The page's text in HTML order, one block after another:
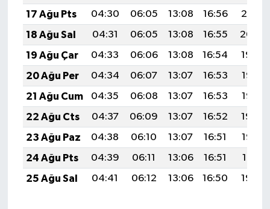
17 Ağu Pts
04:30 06:05 13:08 16:56
20:01
18 Ağu Sal
04:31 06:05 13:08 16:55
20:00
19 Ağu Çar
04:33 06:06 13:08 16:54
19:59
20 Ağu Per
04:34 06:07 13:07 16:53
19:57
21 Ağu Cum
04:35 06:08 13:07 16:53
19:56
22 Ağu Cts
04:37 06:09 13:07 16:52
19:54
23 Ağu Paz
04:38 06:10 13:07 16:51
19:53
24 Ağu Pts
04:39 06:11 13:06 16:51
19:51
25 Ağu Sal
04:41 06:12 13:06 16:50 19:50